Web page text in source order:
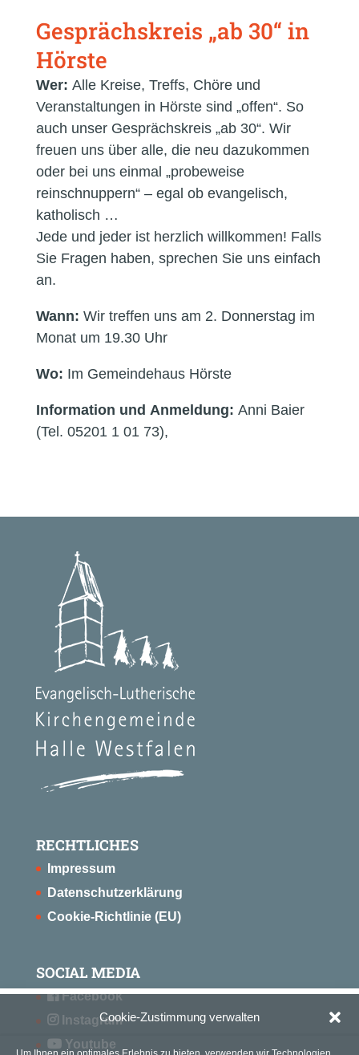
Cookie-Zustimmung verwalten
Gesprächskreis „ab 30“ in
Hörste
Wer: Alle Kreise, Treffs, Chöre und
Veranstaltungen in Hörste sind „offen“. So
auch unser Gesprächskreis „ab 30“. Wir
freuen uns über alle, die neu dazukommen
oder bei uns einmal „probeweise
reinschnuppern“ – egal ob evangelisch,
katholisch …
Jede und jeder ist herzlich willkommen! Falls
Sie Fragen haben, sprechen Sie uns einfach
an.
Wann: Wir treffen uns am 2. Donnerstag im
Monat um 19.30 Uhr
Wo: Im Gemeindehaus Hörste
Information und Anmeldung: Anni Baier
(Tel. 05201 1 01 73),
RECHTLICHES
Impressum
Datenschutzerklärung
Cookie-Richtlinie (EU)
SOCIAL MEDIA
Facebook
Instagram
Youtube